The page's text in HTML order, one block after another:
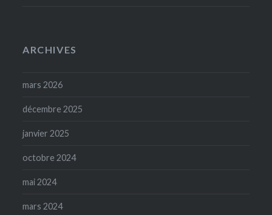
ARCHIVES
mars 2026
décembre 2025
janvier 2025
octobre 2024
mai 2024
mars 2024